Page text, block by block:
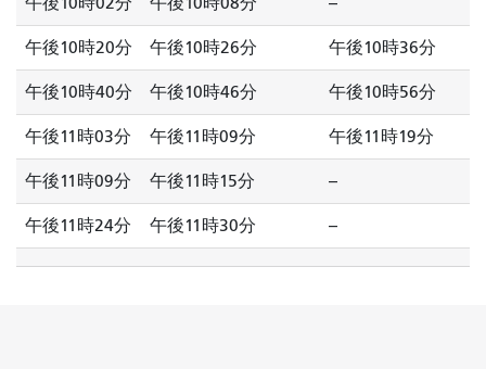
午後10時20分 午後10時26分 午後10時36分
午後10時40分 午後10時46分 午後10時56分
午後11時03分 午後11時09分 午後11時19分
午後11時09分 午後11時15分 --
午後11時24分 午後11時30分 --